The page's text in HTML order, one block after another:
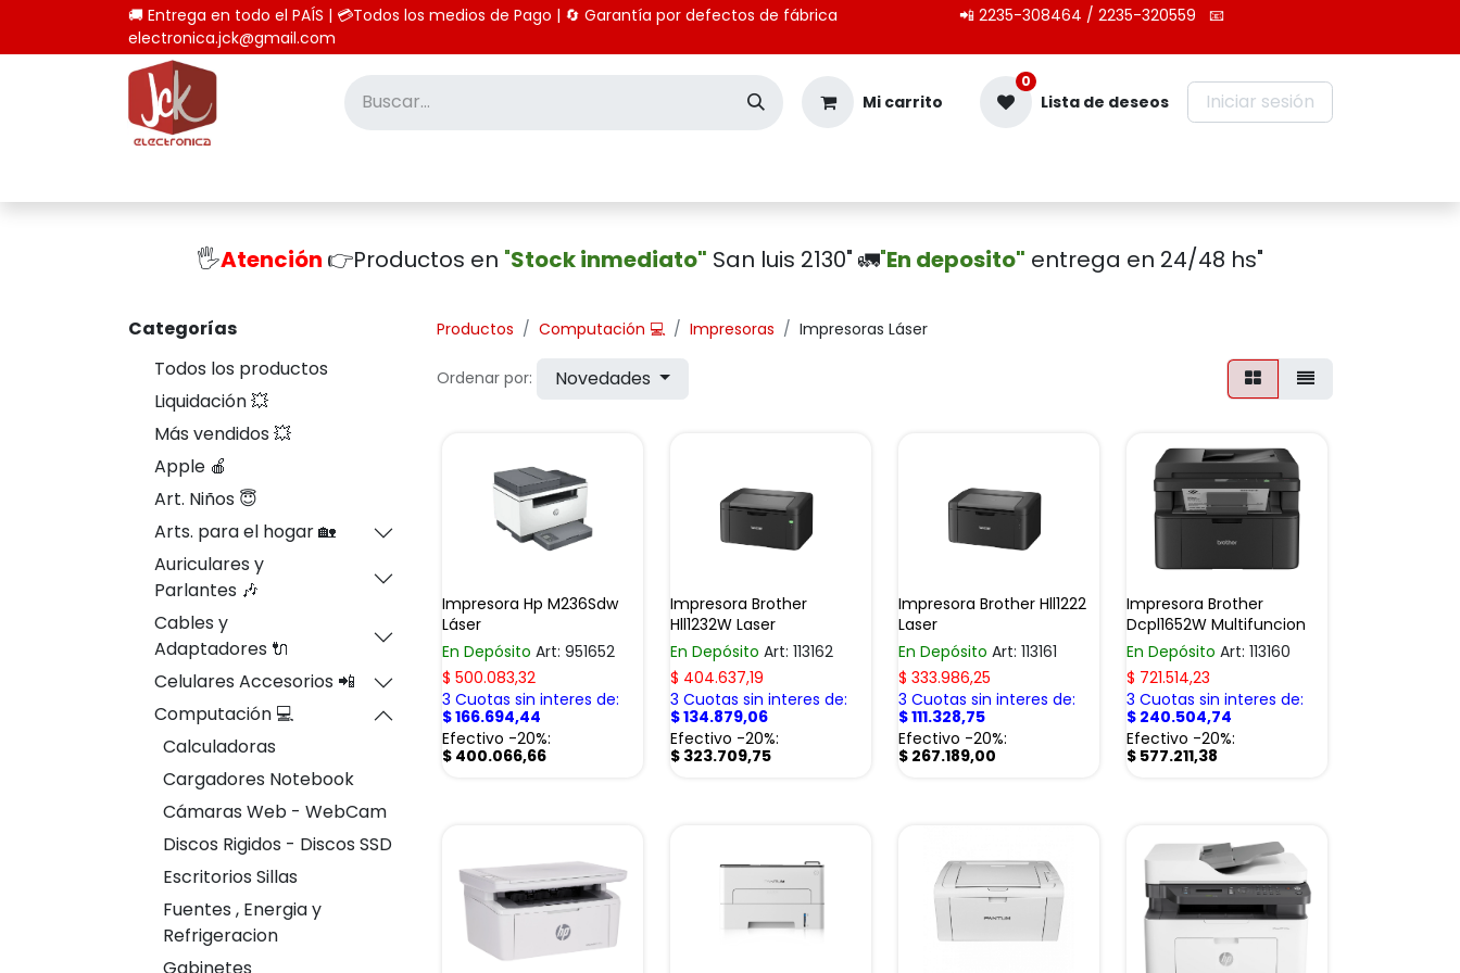
🚚 Entrega en todo el PAÍS | 💳Todos los medios de Pago | 🔄 Garantía por defectos de fábrica 📲 2235-308464 / 2235-320559 📧
electronica.jck@gmail.com
Mi carrito
0
Lista de deseos Iniciar sesión
🖐️Atención 👉Productos en "Stock inmediato" San luis 2130" 🚛"En deposito" entrega en 24/48 hs"
Categorías
Todos los productos
Liquidación 💥
Más vendidos 💥
Apple 🍎
Art. Niños 😇
Arts. para el hogar 🏡
Auriculares y
Parlantes 🎶
Cables y
Adaptadores 🔌
Celulares Accesorios 📲
Computación 💻
Calculadoras
Cargadores Notebook
Cámaras Web - WebCam
Discos Rigidos - Discos SSD
Escritorios Sillas
Fuentes , Energia y
Refrigeracion
Productos Computación 💻 Impresoras Impresoras Láser
Ordenar por: Novedades
Impresora Hp M236Sdw
Láser
En Depósito Art: 951652
$ 500.083,32
3 Cuotas sin interes de:
$166.694,44
Efectivo -20%:
$ 400.066,66
Impresora Brother
Hll1232W Laser
En Depósito Art: 113162
$ 404.637,19
3 Cuotas sin interes de:
$134.879,06
Efectivo -20%:
$ 323.709,75
Impresora Brother Hll1222
Laser
En Depósito Art: 113161
$ 333.986,25
3 Cuotas sin interes de:
$111.328,75
Efectivo -20%:
$ 267.189,00
Impresora Brother
Dcpl1652W Multifuncion
En Depósito Art: 113160
$ 721.514,23
3 Cuotas sin interes de:
$ 240.504,74
Efectivo -20%:
$ 577.211,38